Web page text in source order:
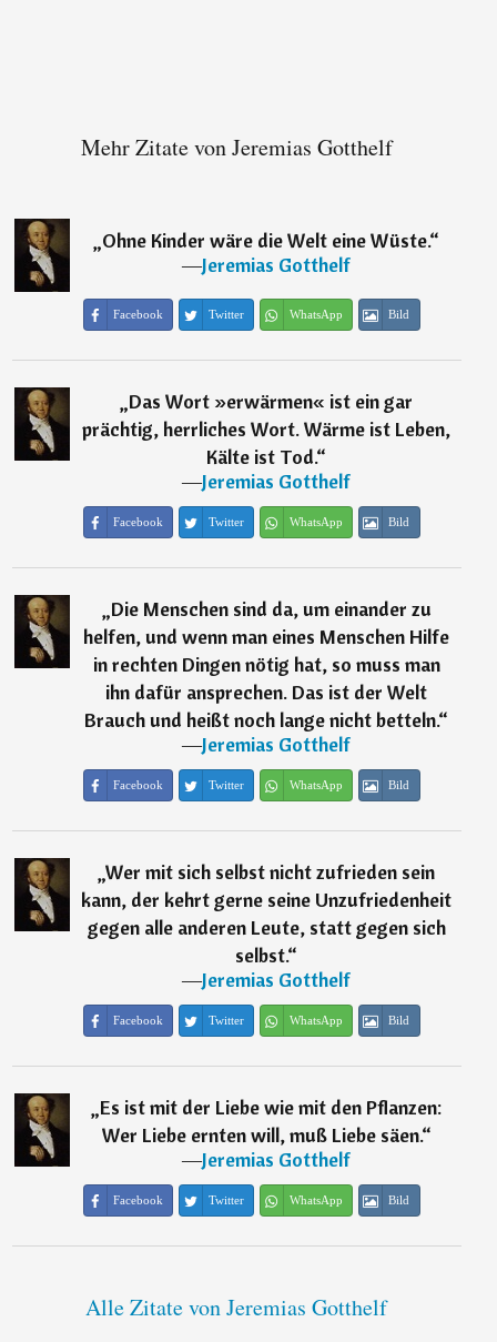
Mehr Zitate von Jeremias Gotthelf
„Ohne Kinder wäre die Welt eine Wüste.“
―Jeremias Gotthelf
Facebook Twitter WhatsApp Bild
„Das Wort »erwärmen« ist ein gar
prächtig, herrliches Wort. Wärme ist Leben,
Kälte ist Tod.“
―Jeremias Gotthelf
Facebook Twitter WhatsApp Bild
„Die Menschen sind da, um einander zu
helfen, und wenn man eines Menschen Hilfe
in rechten Dingen nötig hat, so muss man
ihn dafür ansprechen. Das ist der Welt
Brauch und heißt noch lange nicht betteln.“
―Jeremias Gotthelf
Facebook Twitter WhatsApp Bild
„Wer mit sich selbst nicht zufrieden sein
kann, der kehrt gerne seine Unzufriedenheit
gegen alle anderen Leute, statt gegen sich
selbst.“
―Jeremias Gotthelf
Facebook Twitter WhatsApp Bild
„Es ist mit der Liebe wie mit den Pflanzen:
Wer Liebe ernten will, muß Liebe säen.“
―Jeremias Gotthelf
Facebook Twitter WhatsApp Bild
Alle Zitate von Jeremias Gotthelf